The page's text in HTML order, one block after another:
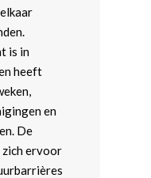
is in
heeft
en
De
ervoor